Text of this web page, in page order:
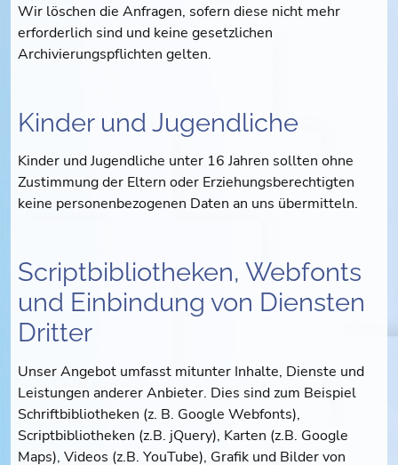
Wir löschen die Anfragen, sofern diese nicht mehr
erforderlich sind und keine gesetzlichen
Archivierungspflichten gelten.
Kinder und Jugendliche
Kinder und Jugendliche unter 16 Jahren sollten ohne
Zustimmung der Eltern oder Erziehungsberechtigten
keine personenbezogenen Daten an uns übermitteln.
Scriptbibliotheken, Webfonts
und Einbindung von Diensten
Dritter
Unser Angebot umfasst mitunter Inhalte, Dienste und
Leistungen anderer Anbieter. Dies sind zum Beispiel
Schriftbibliotheken (z. B. Google Webfonts),
Scriptbibliotheken (z.B. jQuery), Karten (z.B. Google
Maps), Videos (z.B. YouTube), Grafik und Bilder von